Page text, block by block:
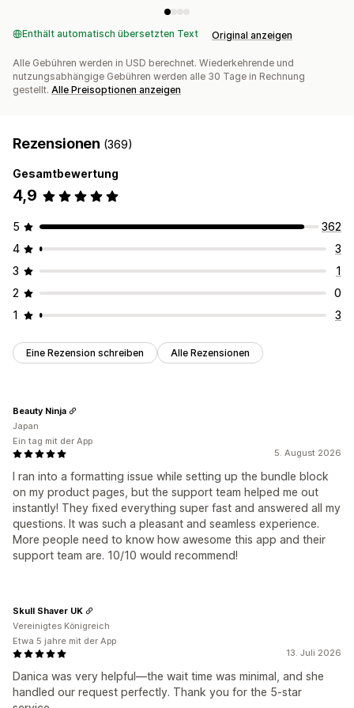
Enthält automatisch übersetzten Text Original anzeigen
Alle Gebühren werden in USD berechnet. Wiederkehrende und
nutzungsabhängige Gebühren werden alle 30 Tage in Rechnung
gestellt. Alle Preisoptionen anzeigen
Rezensionen (369)
Gesamtbewertung
4,9
5
362
4
3
3
1
2
0
1
3
Eine Rezension schreiben Alle Rezensionen
5. August 2026
I ran into a formatting issue while setting up the bundle block
on my product pages, but the support team helped me out
instantly! They fixed everything super fast and answered all my
questions. It was such a pleasant and seamless experience.
More people need to know how awesome this app and their
support team are. 10/10 would recommend!
Beauty Ninja
Japan
Ein tag mit der App
13. Juli 2026
Danica was very helpful—the wait time was minimal, and she
handled our request perfectly. Thank you for the 5‑star
Skull Shaver UK
Vereinigtes Königreich
Etwa 5 jahre mit der App